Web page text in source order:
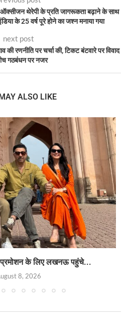
ऑक्सीजन थेरेपी के प्रति जागरूकता बढ़ाने के साथ
के 25 वर्ष पूरे होने का जश्न मनाया गया
next post
रणनीति पर चर्चा की, टिकट बंटवारे पर विवाद
गठबंधन पर नजर
ALSO LIKE
प्रमोशन के लिए लखनऊ पहुंचे...
8, 2026